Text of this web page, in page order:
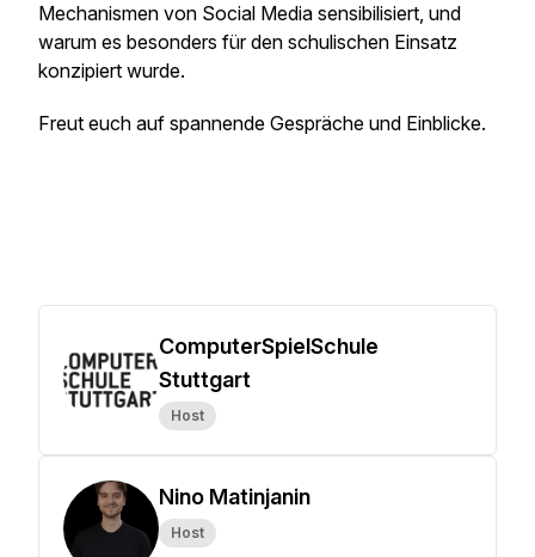
Mechanismen von Social Media sensibilisiert, und
warum es besonders für den schulischen Einsatz
konzipiert wurde.
Freut euch auf spannende Gespräche und Einblicke.
ComputerSpielSchule
Stuttgart
Host
Nino Matinjanin
Host